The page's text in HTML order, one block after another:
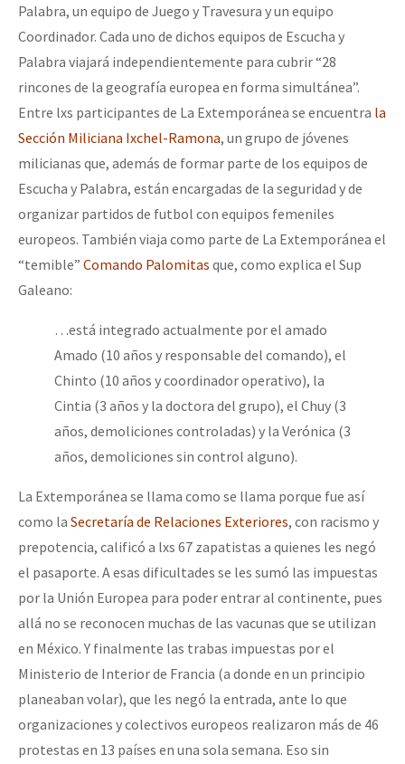
Palabra, un equipo de Juego y Travesura y un equipo
Coordinador. Cada uno de dichos equipos de Escucha y
Palabra viajará independientemente para cubrir “28
rincones de la geografía europea en forma simultánea”.
Entre lxs participantes de La Extemporánea se encuentra la
Sección Miliciana Ixchel-Ramona, un grupo de jóvenes
milicianas que, además de formar parte de los equipos de
Escucha y Palabra, están encargadas de la seguridad y de
organizar partidos de futbol con equipos femeniles
europeos. También viaja como parte de La Extemporánea el
“temible” Comando Palomitas que, como explica el Sup
Galeano:
…está integrado actualmente por el amado
Amado (10 años y responsable del comando), el
Chinto (10 años y coordinador operativo), la
Cintia (3 años y la doctora del grupo), el Chuy (3
años, demoliciones controladas) y la Verónica (3
años, demoliciones sin control alguno).
La Extemporánea se llama como se llama porque fue así
como la Secretaría de Relaciones Exteriores, con racismo y
prepotencia, calificó a lxs 67 zapatistas a quienes les negó
el pasaporte. A esas dificultades se les sumó las impuestas
por la Unión Europea para poder entrar al continente, pues
allá no se reconocen muchas de las vacunas que se utilizan
en México. Y finalmente las trabas impuestas por el
Ministerio de Interior de Francia (a donde en un principio
planeaban volar), que les negó la entrada, ante lo que
organizaciones y colectivos europeos realizaron más de 46
protestas en 13 países en una sola semana. Eso sin